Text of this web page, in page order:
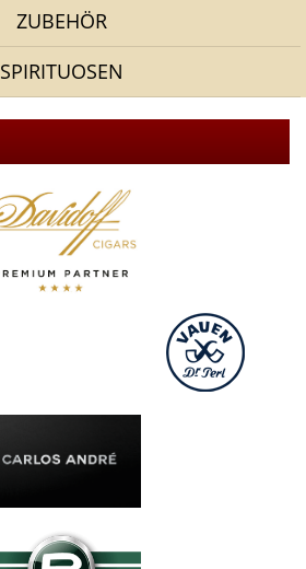
ZUBEHÖR
SPIRITUOSEN